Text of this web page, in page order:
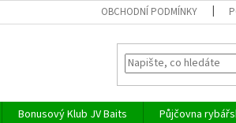
OBCHODNÍ PODMÍNKY
Bonusový Klub JV Baits Půjčovna